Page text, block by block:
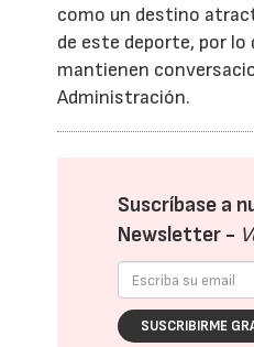
como un destino
de este deporte, por lo
mantienen
Administración.
Suscríbase a
Newsletter -
SUSCRIBIRME